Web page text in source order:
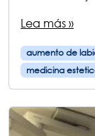
Lea más »
aumento de
medicina